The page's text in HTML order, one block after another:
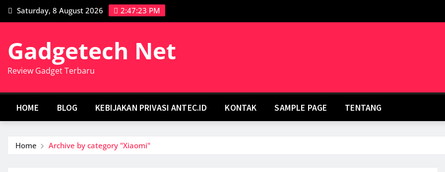
Skip Saturday, 8 August 2026 2:47:23 PM
Gadgetech Net
Review Gadget Terbaru
HOME BLOG KEBIJAKAN PRIVASI ANTEC.ID KONTAK SAMPLE PAGE TENTANG
Home Archive by category "Xiaomi"